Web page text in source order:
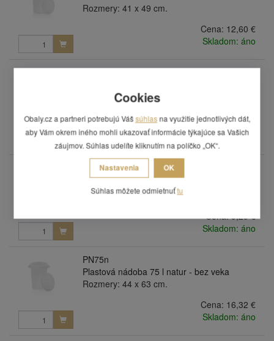
Rozmery: 41 x 49 cm.
Cena: 12,60 €
Skladom: áno
PN50z
Rozmery: 41 x 49 cm.
Cena:10,33 €
Skladom:
posledných 5 ks
PN75c
Plastová nádoba 75 l čierny regranulát - bez
veka
Cena:9,29 €
Skladom: áno
PN75n
Plastová nádoba 75 l natur - bez veka
Rozmery: 44 x 63 cm.
Cena: 16,32 €
Skladom: áno
Cookies
Obaly.cz a partneri potrebujú Vášsúhlas na využitie jednotlivých dát,
aby Vám okrem iného mohli ukazovať informácie týkajúce sa Vašich
záujmov. Súhlas udelíte kliknutím na políčko „OK“.
Nastavenia OK
Súhlas môžete odmietnuťtu